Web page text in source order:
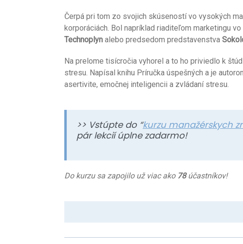
Čerpá pri tom zo svojich skúseností vo vysokých
korporáciách. Bol napríklad riaditeľom marketingu vo
Technoplyn alebo predsedom predstavenstva
Na prelome tisícročia vyhorel a to ho priviedlo k
stresu. Napísal knihu Príručka úspešných a je
asertivite, emočnej inteligencii a zvládaní stresu.
>> Vstúpte do “kurzu manažérskych
pár lekcií úplne zadarmo!
Do kurzu sa zapojilo už viac ako78účastníkov!